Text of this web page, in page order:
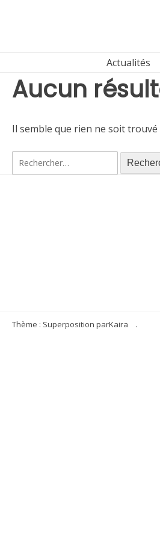
Actualités
Aucun
Il semble que rien ne soit
Rechercher :
Thème : Superposition parKaira .